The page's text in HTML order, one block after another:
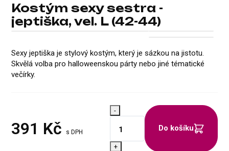
Kostým sexy sestra -
jeptiška, vel. L (42-44)
Sexy jeptiška je stylový kostým, který je sázkou na jistotu.
Skvělá volba pro halloweenskou párty nebo jiné tématické
večírky.
391 Kč s DPH
-
+
Do košíku